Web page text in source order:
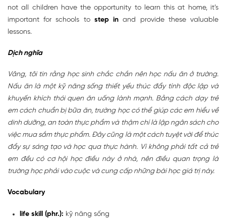
not all children have the opportunity to learn this at home, it’s
important for schools to step in and provide these valuable
lessons.
Dịch nghĩa
Vâng, tôi tin rằng học sinh chắc chắn nên học nấu ăn ở trường.
Nấu ăn là một kỹ năng sống thiết yếu thúc đẩy tính độc lập và
khuyến khích thói quen ăn uống lành mạnh. Bằng cách dạy trẻ
em cách chuẩn bị bữa ăn, trường học có thể giúp các em hiểu về
dinh dưỡng, an toàn thực phẩm và thậm chí là lập ngân sách cho
việc mua sắm thực phẩm. Đây cũng là một cách tuyệt vời để thúc
đẩy sự sáng tạo và học qua thực hành. Vì không phải tất cả trẻ
em đều có cơ hội học điều này ở nhà, nên điều quan trọng là
trường học phải vào cuộc và cung cấp những bài học giá trị này.
Vocabulary
life skill (phr.): kỹ năng sống